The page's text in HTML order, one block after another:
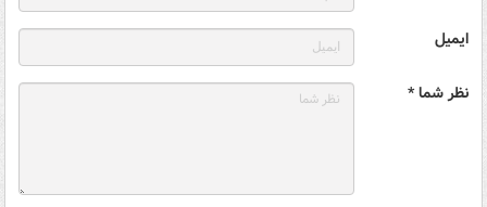
ایمیل
نظر شما *